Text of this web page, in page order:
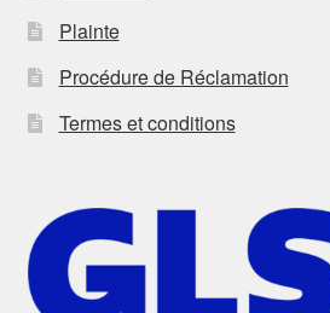
Plainte
Procédure de Réclamation
Termes et conditions